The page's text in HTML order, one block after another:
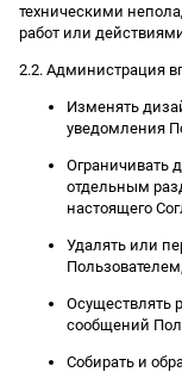
техническими
работ или
2.2. Администрация
Изменять
уведомления
Ограничивать
отдельным
настоящего
Удалять или
Осуществлять
сообщений
Собирать и